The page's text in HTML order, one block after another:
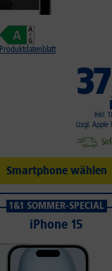
Produktdatenblatt
37
Inkl.
(zzgl. Apple
Smartphone wählen
1&1 SOMMER-SPECIAL
iPhone 15